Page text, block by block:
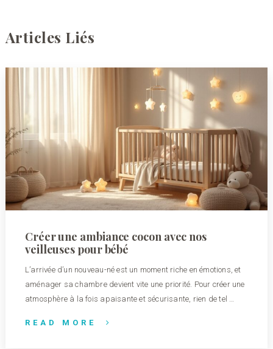
Articles Liés
Créer une ambiance cocon avec nos
veilleuses pour bébé
L’arrivée d’un nouveau-né est un moment riche en émotions, et
aménager sa chambre devient vite une priorité. Pour créer une
atmosphère à la fois apaisante et sécurisante, rien de tel …
READ MORE